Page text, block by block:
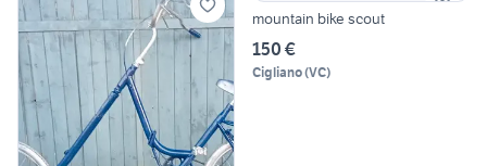
mountain bike scout
150 €
Cigliano(VC)